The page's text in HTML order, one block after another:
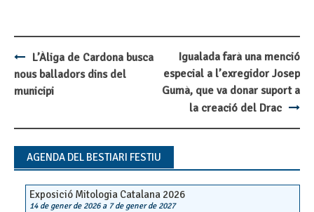
Post
navigation
L’Àliga de Cardona busca
nous balladors dins del
municipi
Igualada farà una menció
especial a l’exregidor Josep
Gumà, que va donar suport a
la creació del Drac
AGENDA DEL BESTIARI FESTIU
Exposició Mitologia Catalana 2026
14 de gener de 2026a 7 de gener de 2027